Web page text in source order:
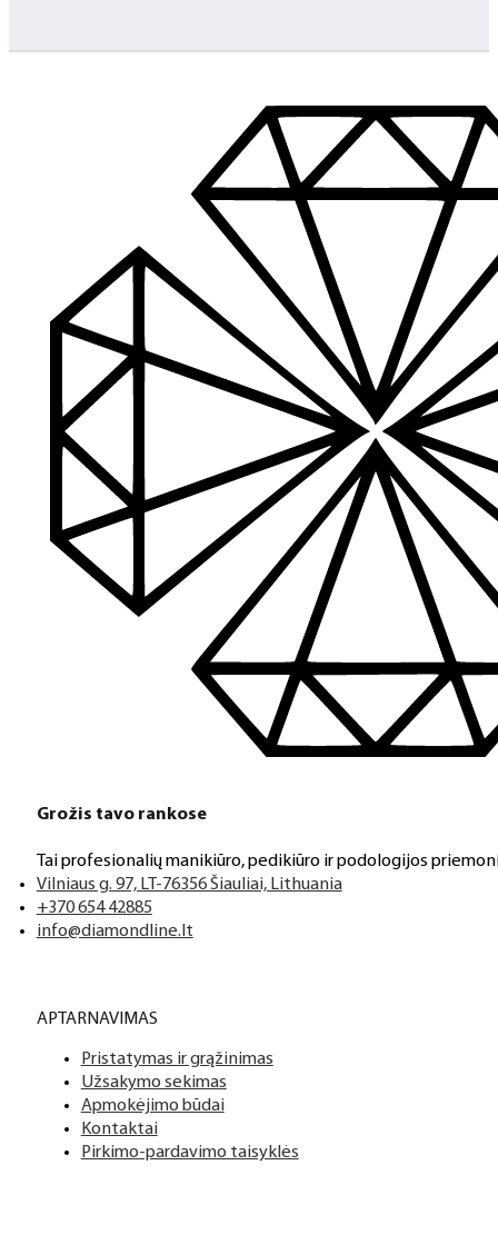
Grožis tavo rankose
Tai profesionalių manikiūro, pedikiūro ir podologijos
Vilniaus g. 97, LT-76356 Šiauliai, Lithuania
+370 654 42885
info@diamondline.lt
APTARNAVIMAS
Pristatymas ir grąžinimas
Užsakymo sekimas
Apmokėjimo būdai
Kontaktai
Pirkimo-pardavimo taisyklės